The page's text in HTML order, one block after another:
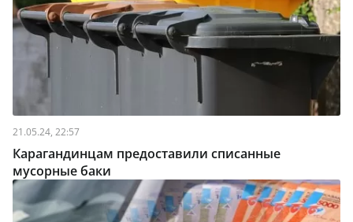
21.05.24, 22:57
Карагандинцам предоставили списанные
мусорные баки